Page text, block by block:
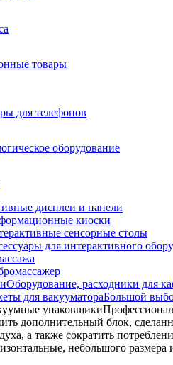
товары
для телефонов
оборудование
дисплеи и панели
киоски
сенсорные столы
для интерактивного
Оборудование, расходники для
для вакууматораБольшой
упаковщики
дополнительный блок,
а также сократить
небольшого